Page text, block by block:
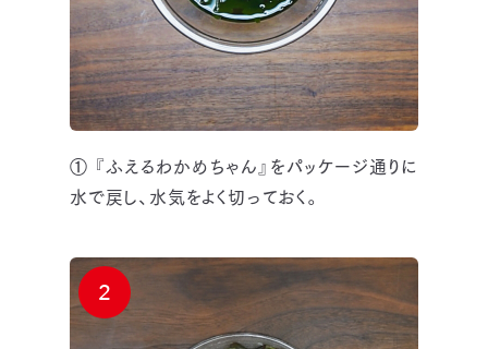
① 『ふえるわかめちゃん』をパッケージ通りに
水で戻し、水気をよく切っておく。
2